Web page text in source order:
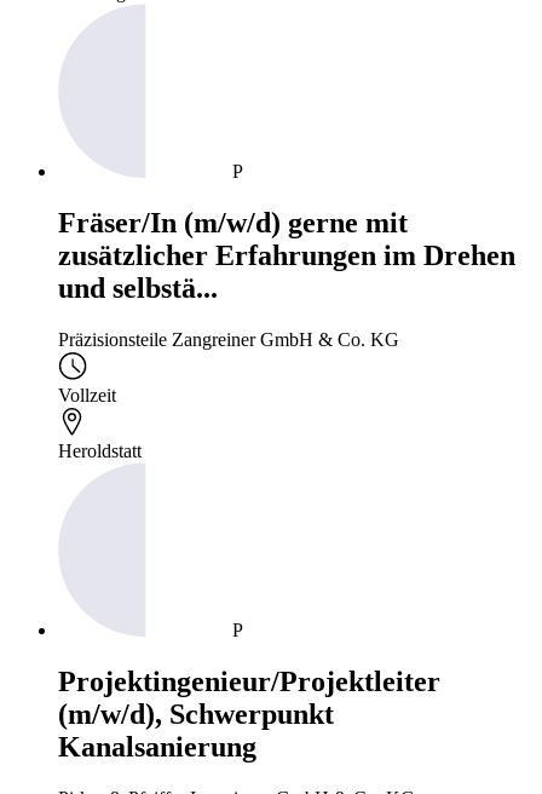
P
Fräser/In (m/w/d) gerne mit
zusätzlicher Erfahrungen im Drehen
und selbstä...
Präzisionsteile Zangreiner GmbH & Co. KG
Vollzeit
Heroldstatt
P
Projektingenieur/Projektleiter
(m/w/d), Schwerpunkt
Kanalsanierung